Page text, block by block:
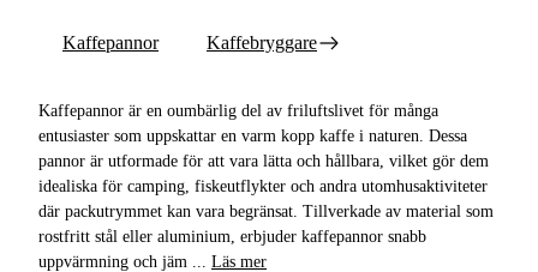
Koppar & Muggar
Kastruller &
Stekpannor
Stormkök &
Friluftskök
Vattenflaskor &
Kaffepannor Kaffebryggare
Kaffepannor är en oumbärlig del av friluftslivet för många
entusiaster som uppskattar en varm kopp kaffe i naturen. Dessa
pannor är utformade för att vara lätta och hållbara, vilket gör dem
idealiska för camping, fiskeutflykter och andra utomhusaktiviteter
där packutrymmet kan vara begränsat. Tillverkade av material som
rostfritt stål eller aluminium, erbjuder kaffepannor snabb
uppvärmning och jäm ... Läs mer